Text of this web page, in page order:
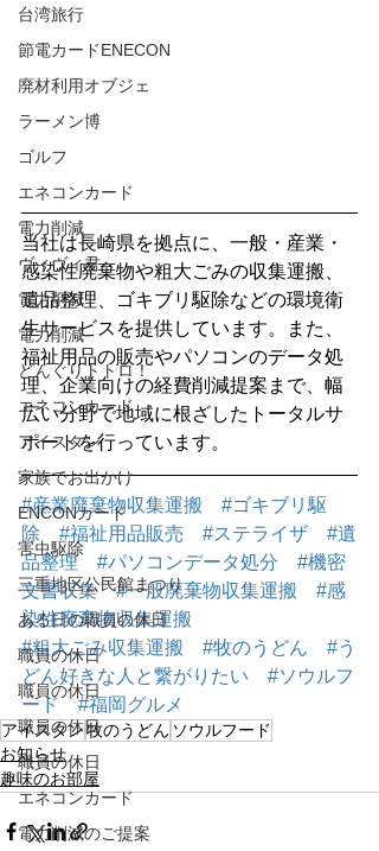
台湾旅行
節電カードENECON
廃材利用オブジェ
ラーメン博
ゴルフ
エネコンカード
電力削減
ヴィヴィ君
電力削減
電力削減
どんぐりトトロ！
エネコンカード
アイスタン
家族でお出かけ
ENCONカード
害虫駆除
三重地区公民館まつり
ある日の職員の休日
職員の休日
職員の休日
職員の休日
職員の休日
エネコンカード
電力削減のご提案
当社は長崎県を拠点に、一般・産業・
感染性廃棄物や粗大ごみの収集運搬、
遺品整理、ゴキブリ駆除などの環境衛
生サービスを提供しています。また、
福祉用品の販売やパソコンのデータ処
理、企業向けの経費削減提案まで、幅
広い分野で地域に根ざしたトータルサ
ポートを行っています。
#産業廃棄物収集運搬
#ゴキブリ駆
除
#福祉用品販売 #ステライザ
#遺
品整理
#パソコンデータ処分
#機密
文書収集
#一般廃棄物収集運搬
#感
染性廃棄物収集運搬
#粗大ごみ収集運搬
#牧のうどん
#う
どん好きな人と繋がりたい
#ソウルフ
ード
#福岡グルメ
アイスタン牧のうどん ソウルフード
お知らせ
趣味のお部屋